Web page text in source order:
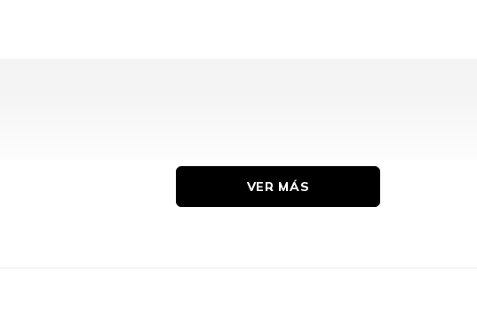
HL-L3220CDW, HL-L3280CDW, HL-L3295CDW, HL-
VER MÁS